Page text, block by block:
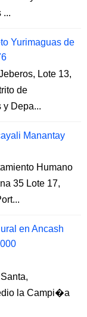
...
Yurimaguas de
Lote 13,
de
y Depa...
Manantay
Humano
35 Lote 17,
en Ancash
la Campi�a